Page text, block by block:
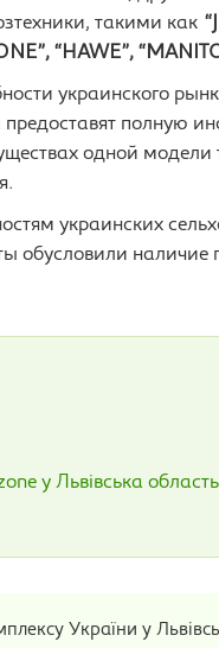
такими как
“HAWE”,
украинского
предоставят полную
одной модели
украинских
обусловили наличие
у Львівська область
України у